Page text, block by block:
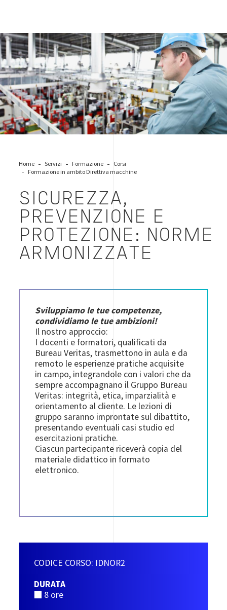
industrial-machinery-manager
Home Servizi Formazione
Corsi
Formazione in ambito Direttiva macchine
SICUREZZA,
PREVENZIONE E
PROTEZIONE: NORME
ARMONIZZATE
Sviluppiamo le tue competenze,
condividiamo le tue ambizioni!
Il nostro approccio:
I docenti e formatori, qualificati da
Bureau Veritas, trasmettono in aula e da
remoto le esperienze pratiche acquisite
in campo, integrandole con i valori che da
sempre accompagnano il Gruppo Bureau
Veritas: integrità, etica, imparzialità e
orientamento al cliente. Le lezioni di
gruppo saranno improntate sul dibattito,
presentando eventuali casi studio ed
esercitazioni pratiche.
Ciascun partecipante riceverà copia del
materiale didattico in formato
elettronico.
CODICE CORSO: IDNOR2
DURATA
■ 8 ore